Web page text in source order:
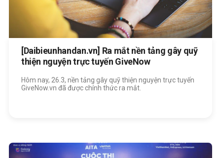
[Daibieunhandan.vn] Ra mắt nền tảng gây quỹ
thiện nguyện trực tuyến GiveNow
Hôm nay, 26.3, nền tảng gây quỹ thiện nguyện trực tuyến
GiveNow.vn đã được chính thức ra mắt.